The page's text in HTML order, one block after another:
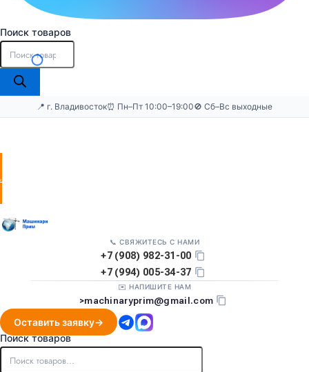
Поиск товаров
📍 г. Владивосток⏰ Пн–Пт 10:00–19:00🚫 Сб–Вс выходные
заявку
📞 СВЯЖИТЕСЬ С НАМИ
+7 (908) 982-31-00
+7 (994) 005-34-37
✉️ НАПИШИТЕ НАМ
>machinaryprim@gmail.com
Оставить заявку
Поиск товаров